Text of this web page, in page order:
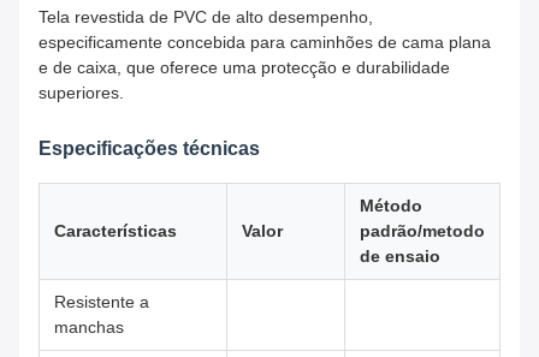
Tela revestida de PVC de alto desempenho,
especificamente concebida para caminhões de cama plana
e de caixa, que oferece uma protecção e durabilidade
superiores.
Especificações técnicas
Características Valor
Método
padrão/metodo
de ensaio
Resistente a
manchas